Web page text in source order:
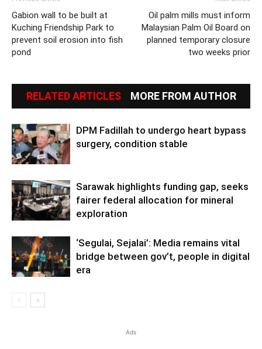
Gabion wall to be built at
Kuching Friendship Park to
prevent soil erosion into fish
pond
Oil palm mills must inform
Malaysian Palm Oil Board on
planned temporary closure
two weeks prior
RELATED ARTICLES MORE FROM AUTHOR
DPM Fadillah to undergo heart bypass
surgery, condition stable
Sarawak highlights funding gap, seeks
fairer federal allocation for mineral
exploration
‘Segulai, Sejalai’: Media remains vital
bridge between gov’t, people in digital
era
Ads